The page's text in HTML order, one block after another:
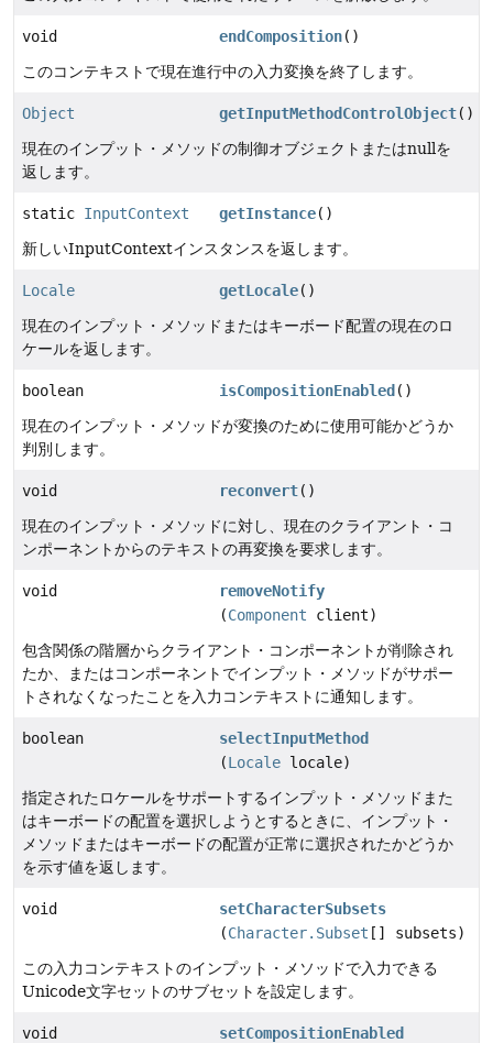
void endComposition()
このコンテキストで現在進行中の入力変換を終了します。
Object getInputMethodControlObject()
現在のインプット・メソッドの制御オブジェクトまたはnullを
返します。
static InputContext getInstance()
新しいInputContextインスタンスを返します。
Locale getLocale()
現在のインプット・メソッドまたはキーボード配置の現在のロ
ケールを返します。
boolean isCompositionEnabled ()
現在のインプット・メソッドが変換のために使用可能かどうか
判別します。
void reconvert()
現在のインプット・メソッドに対し、現在のクライアント・コ
ンポーネントからのテキストの再変換を要求します。
void
removeNotify
(Component client)
包含関係の階層からクライアント・コンポーネントが削除され
たか、またはコンポーネントでインプット・メソッドがサポー
トされなくなったことを入力コンテキストに通知します。
boolean
selectInputMethod
(Locale locale)
指定されたロケールをサポートするインプット・メソッドまた
はキーボードの配置を選択しようとするときに、インプット・
メソッドまたはキーボードの配置が正常に選択されたかどうか
を示す値を返します。
void
setCharacterSubsets
(Character.Subset [] subsets)
この入力コンテキストのインプット・メソッドで入力できる
Unicode文字セットのサブセットを設定します。
void setCompositionEnabled